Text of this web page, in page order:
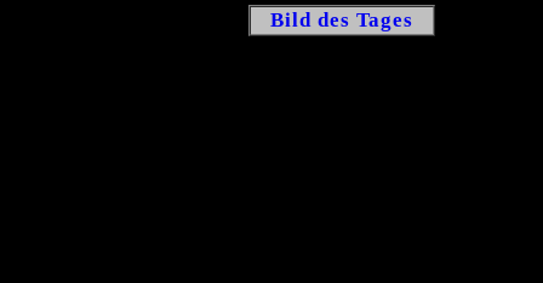
Bild des Tages